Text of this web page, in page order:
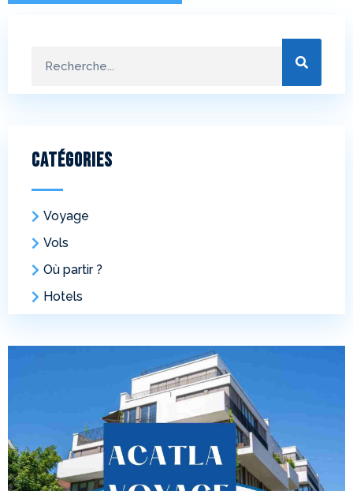
Catégories
Voyage
Vols
Où partir ?
Hotels